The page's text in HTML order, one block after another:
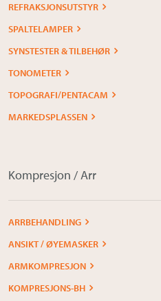
REFRAKSJONSUTSTYR
SPALTELAMPER
SYNSTESTER & TILBEHØR
TONOMETER
TOPOGRAFI/PENTACAM
MARKEDSPLASSEN
Kompresjon / Arr
ARRBEHANDLING
ANSIKT / ØYEMASKER
ARMKOMPRESJON
KOMPRESJONS-BH